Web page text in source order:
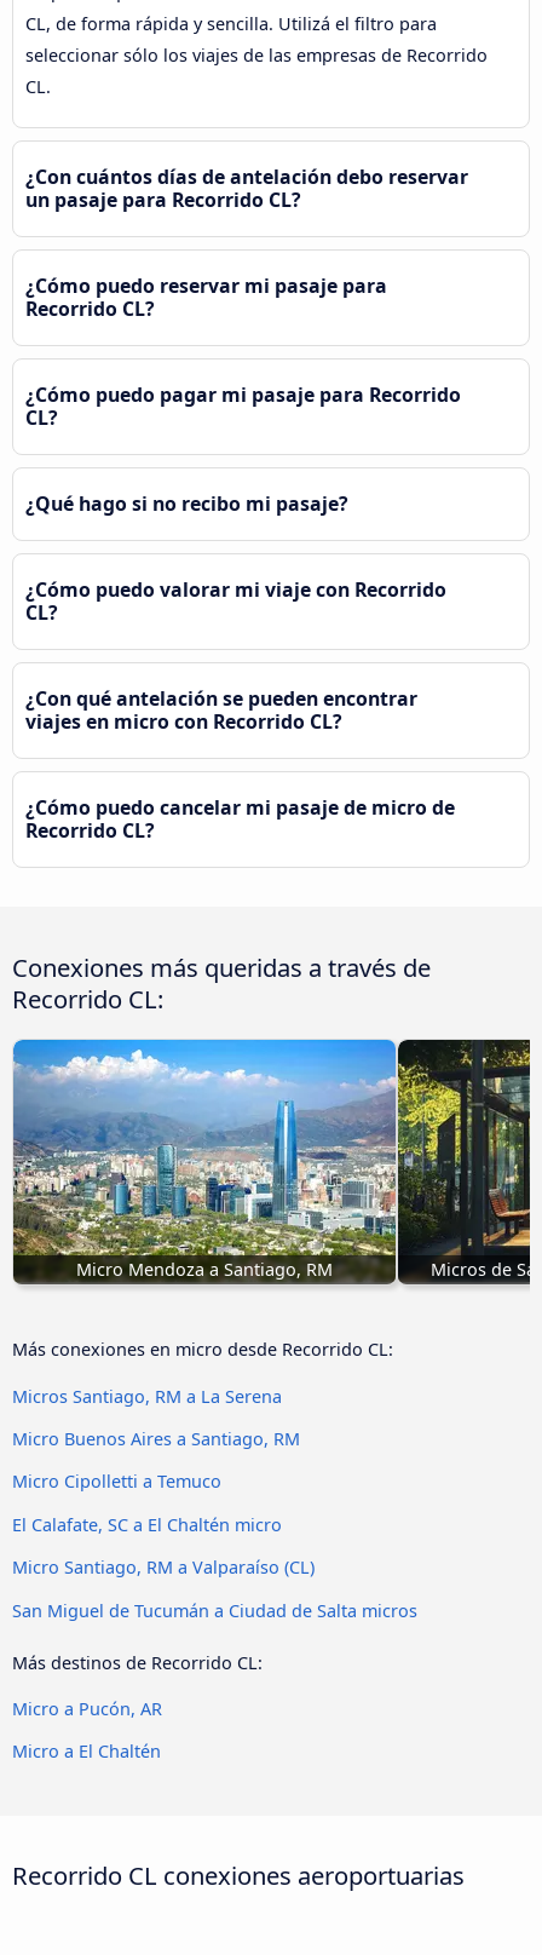
CL, de forma rápida y sencilla. Utilizá el filtro para
seleccionar sólo los viajes de las empresas de Recorrido
CL.
¿Con cuántos días de antelación debo reservar
un pasaje para Recorrido CL?
¿Cómo puedo reservar mi pasaje para
Recorrido CL?
¿Cómo puedo pagar mi pasaje para Recorrido
CL?
¿Qué hago si no recibo mi pasaje?
¿Cómo puedo valorar mi viaje con Recorrido
CL?
¿Con qué antelación se pueden encontrar
viajes en micro con Recorrido CL?
¿Cómo puedo cancelar mi pasaje de micro de
Recorrido CL?
Conexiones más queridas a través de
Recorrido CL:
Micro Mendoza a Santiago, RM Micros de
Más conexiones en micro desde Recorrido CL:
Micros Santiago, RM a La Serena
Micro Buenos Aires a Santiago, RM
Micro Cipolletti a Temuco
El Calafate, SC a El Chaltén micro
Micro Santiago, RM a Valparaíso (CL)
San Miguel de Tucumán a Ciudad de Salta micros
Más destinos de Recorrido CL:
Micro a Pucón, AR
Micro a El Chaltén
Recorrido CL conexiones aeroportuarias